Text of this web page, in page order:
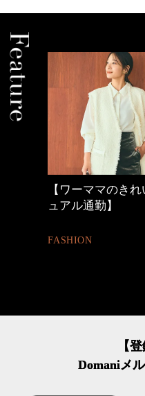
【ワーママのき
ュアル通勤】
FASHION
【
Domaniメ